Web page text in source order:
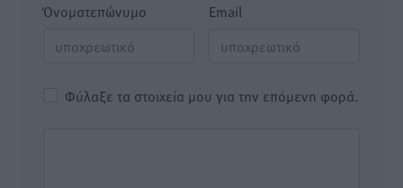
Όνοματεπώνυμο Email
Φύλαξε τα στοιχεία μου για την επόμενη φορά.